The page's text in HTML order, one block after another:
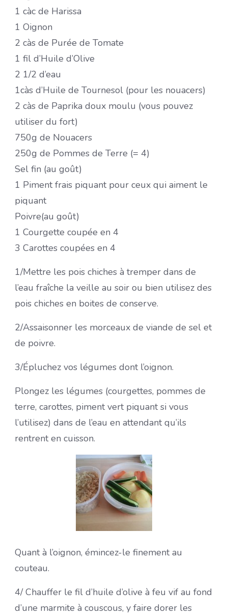
1 càc de Harissa
1 Oignon
2 càs de Purée de Tomate
1 fil d’Huile d’Olive
2 1/2 d’eau
1càs d’Huile de Tournesol (pour les nouacers)
2 càs de Paprika doux moulu (vous pouvez
utiliser du fort)
750g de Nouacers
250g de Pommes de Terre (= 4)
Sel fin (au goût)
1 Piment frais piquant pour ceux qui aiment le
piquant
Poivre(au goût)
1 Courgette coupée en 4
3 Carottes coupées en 4
1/Mettre les pois chiches à tremper dans de
l’eau fraîche la veille au soir ou bien utilisez des
pois chiches en boites de conserve.
2/Assaisonner les morceaux de viande de sel et
de poivre.
3/Épluchez vos légumes dont l’oignon.
Plongez les légumes (courgettes, pommes de
terre, carottes, piment vert piquant si vous
l’utilisez) dans de l’eau en attendant qu’ils
rentrent en cuisson.
Quant à l’oignon, émincez-le finement au
couteau.
4/ Chauffer le fil d’huile d’olive à feu vif au fond
d’une marmite à couscous, y faire dorer les